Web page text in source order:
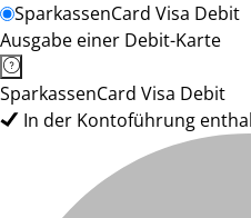
SparkassenCard Visa Debit
Ausgabe einer Debit-Karte
SparkassenCard Visa Debit
In der Kontoführung